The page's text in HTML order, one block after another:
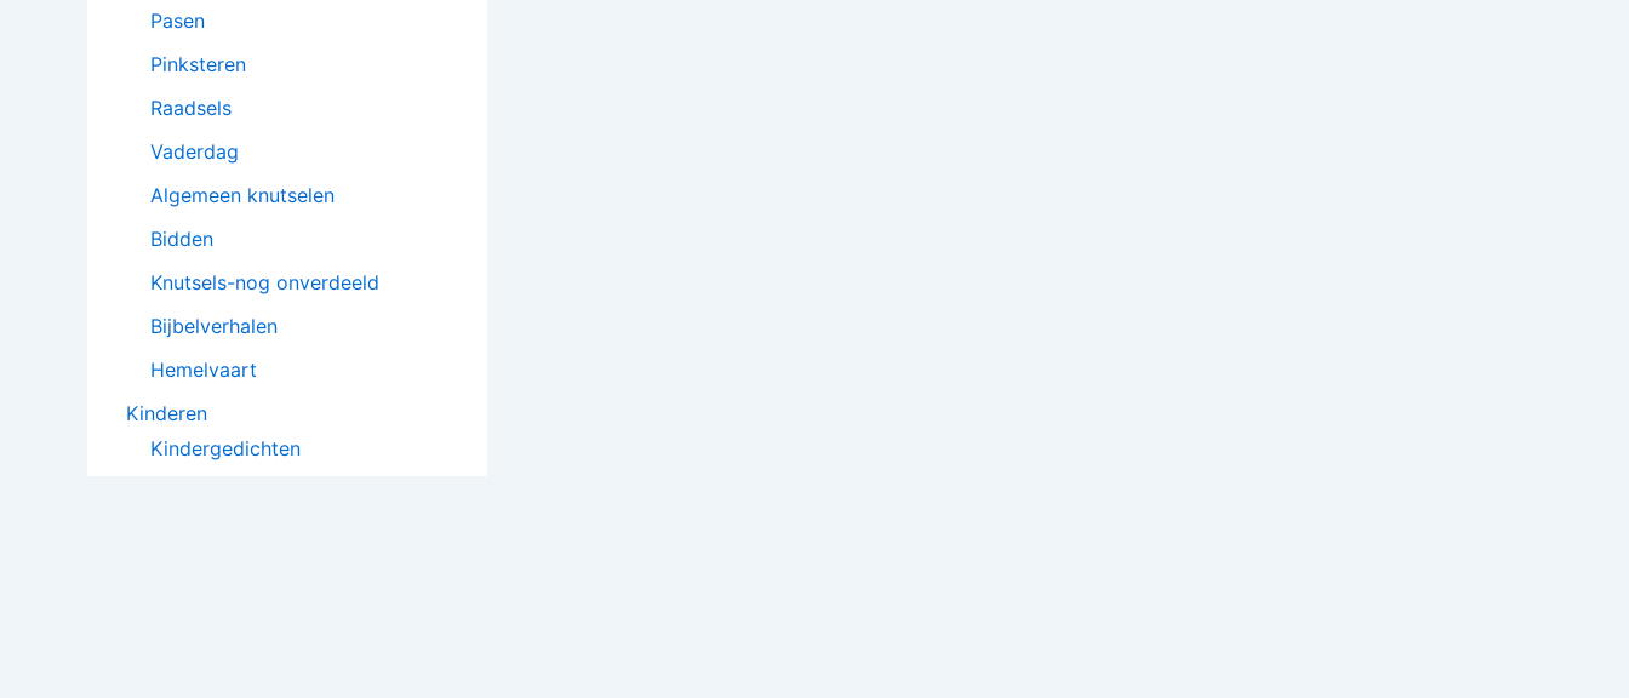
Pasen
Pinksteren
Raadsels
Vaderdag
Algemeen knutselen
Bidden
Knutsels-nog onverdeeld
Bijbelverhalen
Hemelvaart
Kinderen
Kindergedichten